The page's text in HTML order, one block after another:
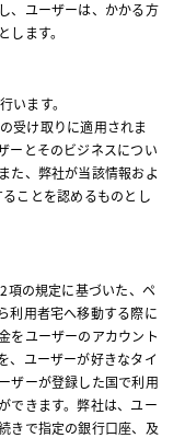
、ユーザーは、かかる方
ます。
います。
受け取りに適用されま
ーとそのビジネスについ
た、弊社が当該情報およ
ことを認めるものとし
項の規定に基づいた、ペ
利用者宅へ移動する際に
をユーザーのアカウント
、ユーザーが好きなタイ
ザーが登録した国で利用
できます。弊社は、ユー
きで指定の銀行口座、及